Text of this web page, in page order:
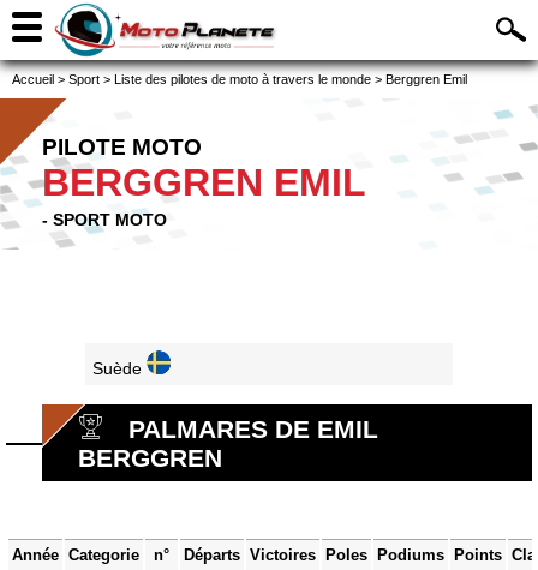
Accueil > Sport > Liste des pilotes de moto à travers le monde > Berggren Emil
PILOTE MOTO
BERGGREN EMIL
- SPORT MOTO
Suède
PALMARES DE EMIL
BERGGREN
Année Categorie n° Départs Victoires Poles Podiums Points